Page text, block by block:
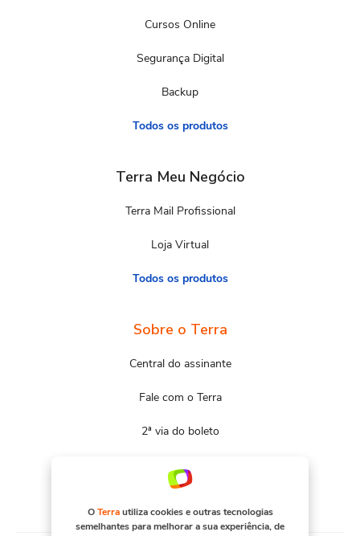
Cursos Online
Segurança Digital
Backup
Todos os produtos
Terra Meu Negócio
Terra Mail Profissional
Loja Virtual
Todos os produtos
Sobre o Terra
Central do assinante
Fale com o Terra
2ª via do boleto
OTerrautiliza cookies e outras tecnologias
semelhantes para melhorar a sua experiência, de